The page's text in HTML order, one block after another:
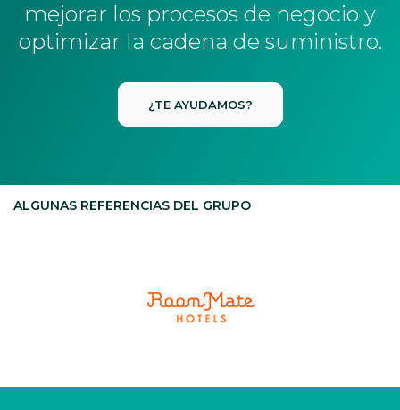
mejorar los procesos de negocio y
optimizar la cadena de suministro.
¿TE AYUDAMOS?
ALGUNAS REFERENCIAS DEL GRUPO